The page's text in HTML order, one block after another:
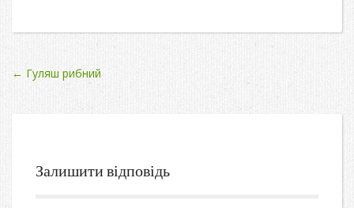
Post
navigation
← Гуляш рибний
Залишити відповідь